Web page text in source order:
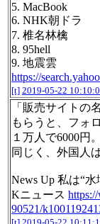
5. MacBook
6. NHK朝ドラ
7. 椎名林檎
8. 95hell
9. 地震雲
https://
[t] 2019-05-22
「販売サイトの
もらうと、フォ
１万人で6000円
同じく、外国人
News Up 私は“
Kニュース
90521/